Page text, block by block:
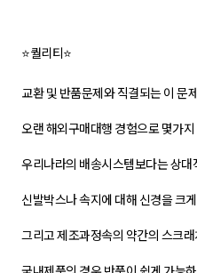
⭐퀄리티⭐
교환 및 반품문제와 직결되는 이 문
오랜 해외구매대행 경험으로 몇가
우리나라의 배송시스템보다는 상
신발박스나 속지에 대해 신경을 크
그리고 제조과정속의 약간의 스크